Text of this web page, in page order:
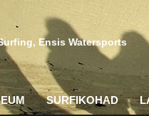
Ensis Watersports
SURFIKOHAD